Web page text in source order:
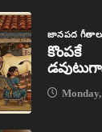
జానపద